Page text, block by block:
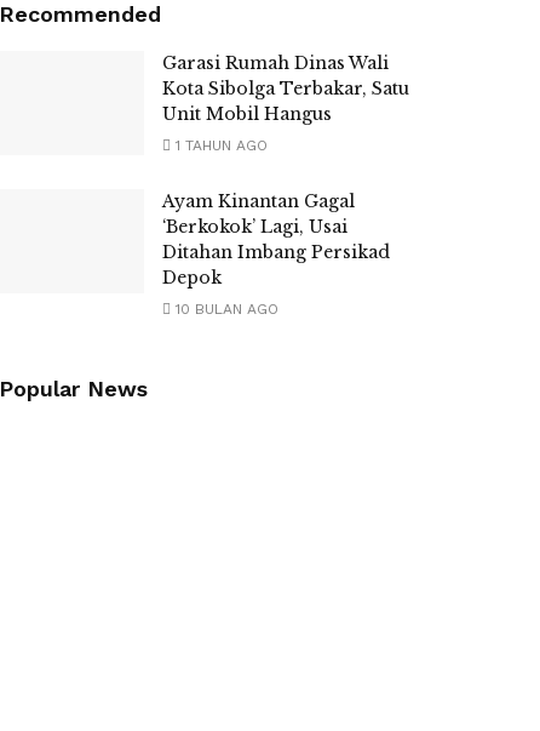
Recommended
Garasi Rumah Dinas Wali
Kota Sibolga Terbakar, Satu
Unit Mobil Hangus
1 TAHUN AGO
Ayam Kinantan Gagal
‘Berkokok’ Lagi, Usai
Ditahan Imbang Persikad
Depok
10 BULAN AGO
Popular News